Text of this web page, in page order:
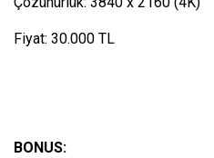
Fiyat: 30.000 TL
BONUS: